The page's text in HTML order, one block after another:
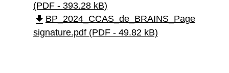
(PDF - 393.28 kB)
file_download BP_2024_CCAS_de_BRAINS_Page
signature.pdf (PDF - 49.82 kB)